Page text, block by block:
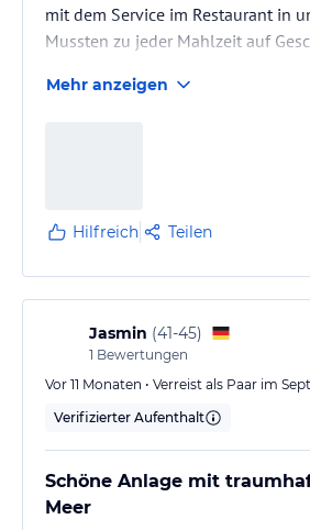
mit dem Service im Restaurant in
Mussten zu jeder Mahlzeit auf
Geschir oder Gläser, gerade frisch
Tisch geholt wurde obwohl…
Mehr anzeigen
Hilfreich Teilen
Jasmin (41-45)
1 Bewertungen
Vor 11 Monaten • Verreist als Paar im
Verifizierter Aufenthalt
Schöne Anlage mit
Meer